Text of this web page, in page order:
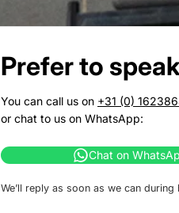
Prefer to
You can call us on +31 (0)
or chat to us on WhatsApp:
Chat on
We’ll reply as soon as we can during